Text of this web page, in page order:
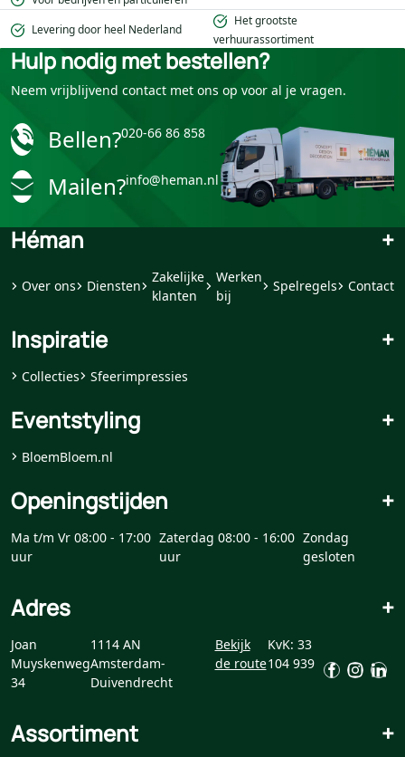
Levering door heel Nederland
Het grootste
verhuurassortiment
Hulp nodig met bestellen?
Neem vrijblijvend contact met ons op voor al je vragen.
Bellen?020-66 86 858
Mailen?info@heman.nl
Héman +
Over ons Diensten
Zakelijke
klanten
Werken
bij
Spelregels Contact
Inspiratie +
Collecties Sfeerimpressies
Eventstyling +
BloemBloem.nl
Openingstijden +
Ma t/m Vr 08:00 - 17:00
uur
Zaterdag 08:00 - 16:00
uur
Zondag
gesloten
Adres +
Joan
Muyskenweg
34
1114 AN
Amsterdam-
Duivendrecht
Bekijk
de route
KvK: 33
104 939
Assortiment +